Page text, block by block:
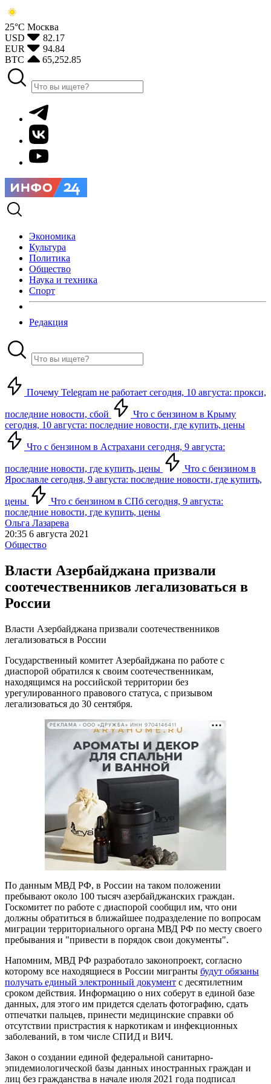
25°С Москва
USD
82.17
EUR
94.84
BTC
65,252.85
Экономика
Культура
Политика
Общество
Наука и техника
Спорт
Редакция
Почему Telegram не работает сегодня, 10 августа: прокси,
последние новости, сбой
Что с бензином в Крыму
сегодня, 10 августа: последние новости, где купить, цены
Что с бензином в Астрахани сегодня, 9 августа:
последние новости, где купить, цены
Что с бензином в
Ярославле сегодня, 9 августа: последние новости, где купить,
цены
Что с бензином в СПб сегодня, 9 августа:
последние новости, где купить, цены
Ольга Лазарева
20:35 6 августа 2021
Общество
Власти Азербайджана призвали
соотечественников легализоваться в
России
Власти Азербайджана призвали соотечественников
легализоваться в России
Государственный комитет Азербайджана по работе с
диаспорой обратился к своим соотечественникам,
находящимся на российской территории без
урегулированного правового статуса, с призывом
легализоваться до 30 сентября.
РЕКЛАМА • ООО «ДРУЖБА» ИНН 9704146411
По данным МВД РФ, в России на таком положении
пребывают около 100 тысяч азербайджанских граждан.
Госкомитет по работе с диаспорой сообщил им, что они
должны обратиться в ближайшее подразделение по вопросам
миграции территориального органа МВД РФ по месту своего
пребывания и "привести в порядок свои документы".
Напомним, МВД РФ разработало законопроект, согласно
которому все находящиеся в России мигранты будут обязаны
получать единый электронный документ с десятилетним
сроком действия. Информацию о них соберут в единой базе
данных, для этого им придется сделать фотографию, сдать
отпечатки пальцев, принести медицинские справки об
отсутствии пристрастия к наркотикам и инфекционных
заболеваний, в том числе СПИД и ВИЧ.
Закон о создании единой федеральной санитарно-
эпидемиологической базы данных иностранных граждан и
лиц без гражданства в начале июля 2021 года подписал